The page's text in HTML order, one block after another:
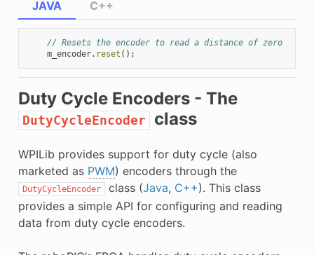
JAVA
// Resets the encoder to read a distance of zero
m_encoder. reset ();
C++
Duty Cycle Encoders - The
DutyCycleEncoder class
WPILib provides support for duty cycle (also
marketed as PWM) encoders through the
DutyCycleEncoder class (Java, C++). This class
provides a simple API for configuring and reading
data from duty cycle encoders.